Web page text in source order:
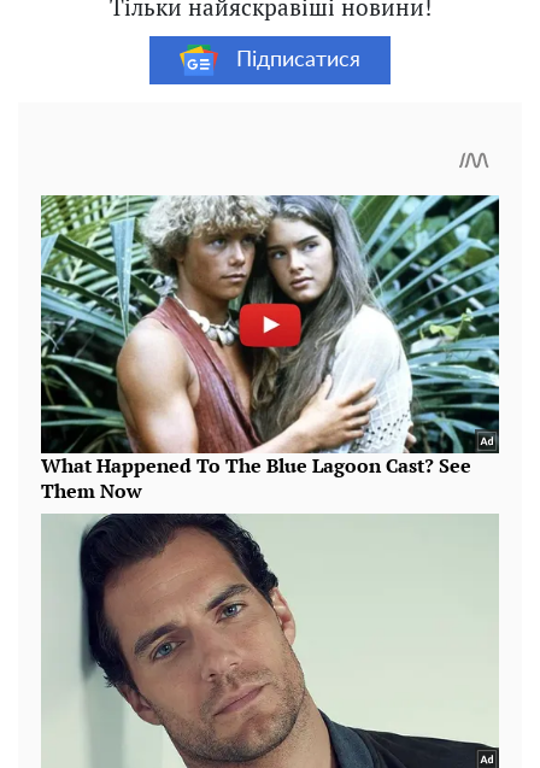
Тільки найяскравіші новини!
Підписатися